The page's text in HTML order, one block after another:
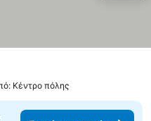
Κέντρο πόλης